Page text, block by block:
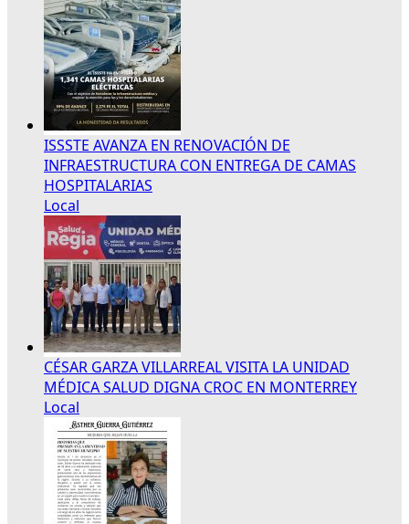
ISSSTE AVANZA EN RENOVACIÓN DE
INFRAESTRUCTURA CON ENTREGA DE CAMAS
HOSPITALARIAS
Local
CÉSAR GARZA VILLARREAL VISITA LA UNIDAD
MÉDICA SALUD DIGNA CROC EN MONTERREY
Local